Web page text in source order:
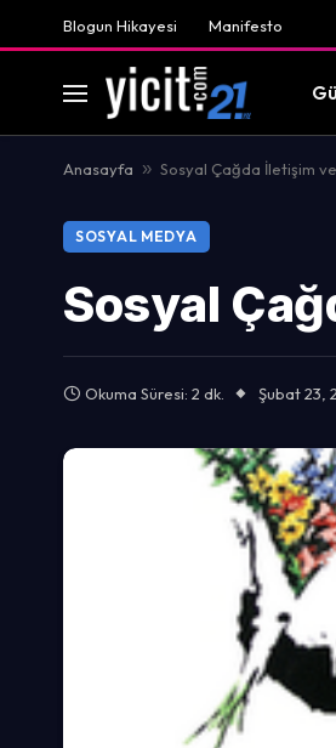
Blogun Hikayesi Manifesto
Anasayfa » Sosyal Çağda İletişim
SOSYAL MEDYA
Sosyal
Okuma Süresi: 2 dk. Şubat 23,